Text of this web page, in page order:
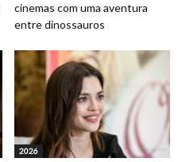
cinemas com uma aventura
entre dinossauros
2026